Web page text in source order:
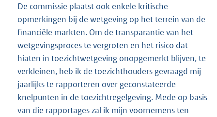
De commissie plaatst ook enkele kritische
opmerkingen bij de wetgeving op het terrein van de
financiële markten. Om de transparantie van het
wetgevingsproces te vergroten en het risico dat
hiaten in toezichtwetgeving onopgemerkt blijven, te
verkleinen, heb ik de toezichthouders gevraagd mij
jaarlijks te rapporteren over geconstateerde
knelpunten in de toezichtregelgeving. Mede op basis
van die rapportages zal ik mijn voornemens ten